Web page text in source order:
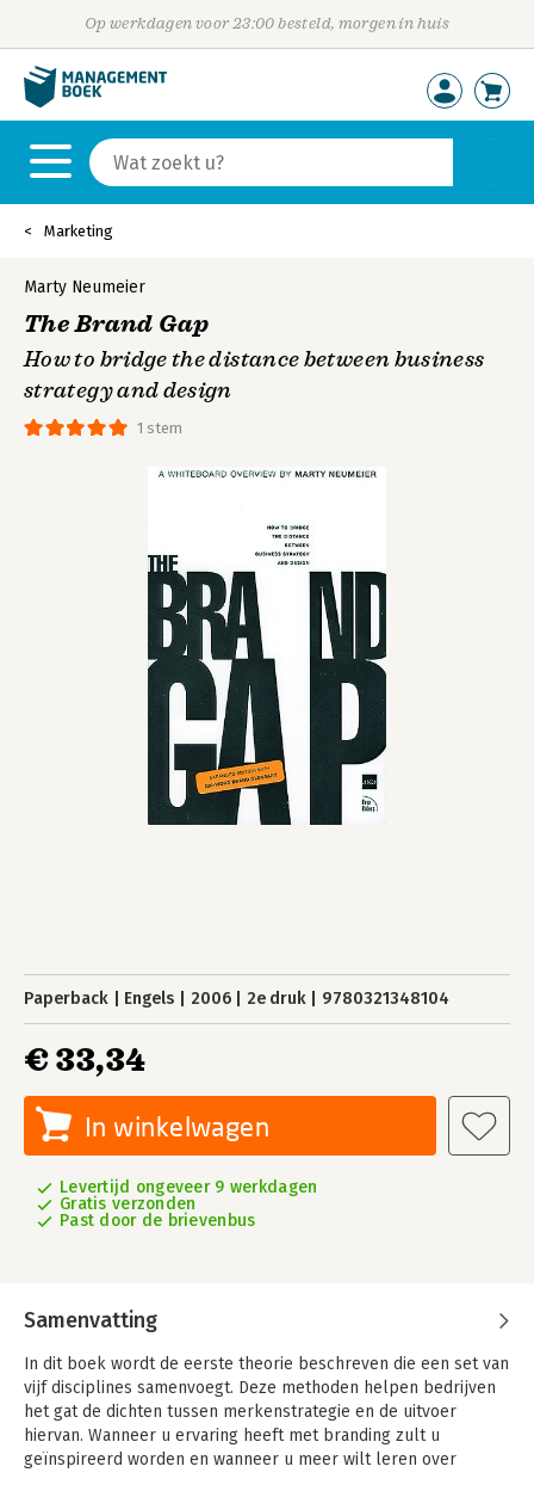
Op werkdagen voor 23:00 besteld, morgen in huis
Marketing
1 stem
Marty Neumeier
The Brand Gap
How to bridge the distance between business
strategy and design
Paperback Engels 2006 2e druk 9780321348104
€ 33,34
In winkelwagen
Levertijd ongeveer 9 werkdagen
Gratis verzonden
Past door de brievenbus
Samenvatting
In dit boek wordt de eerste theorie beschreven die een set van
vijf disciplines samenvoegt. Deze methoden helpen bedrijven
het gat de dichten tussen merkenstrategie en de uitvoer
hiervan. Wanneer u ervaring heeft met branding zult u
geïnspireerd worden en wanneer u meer wilt leren over